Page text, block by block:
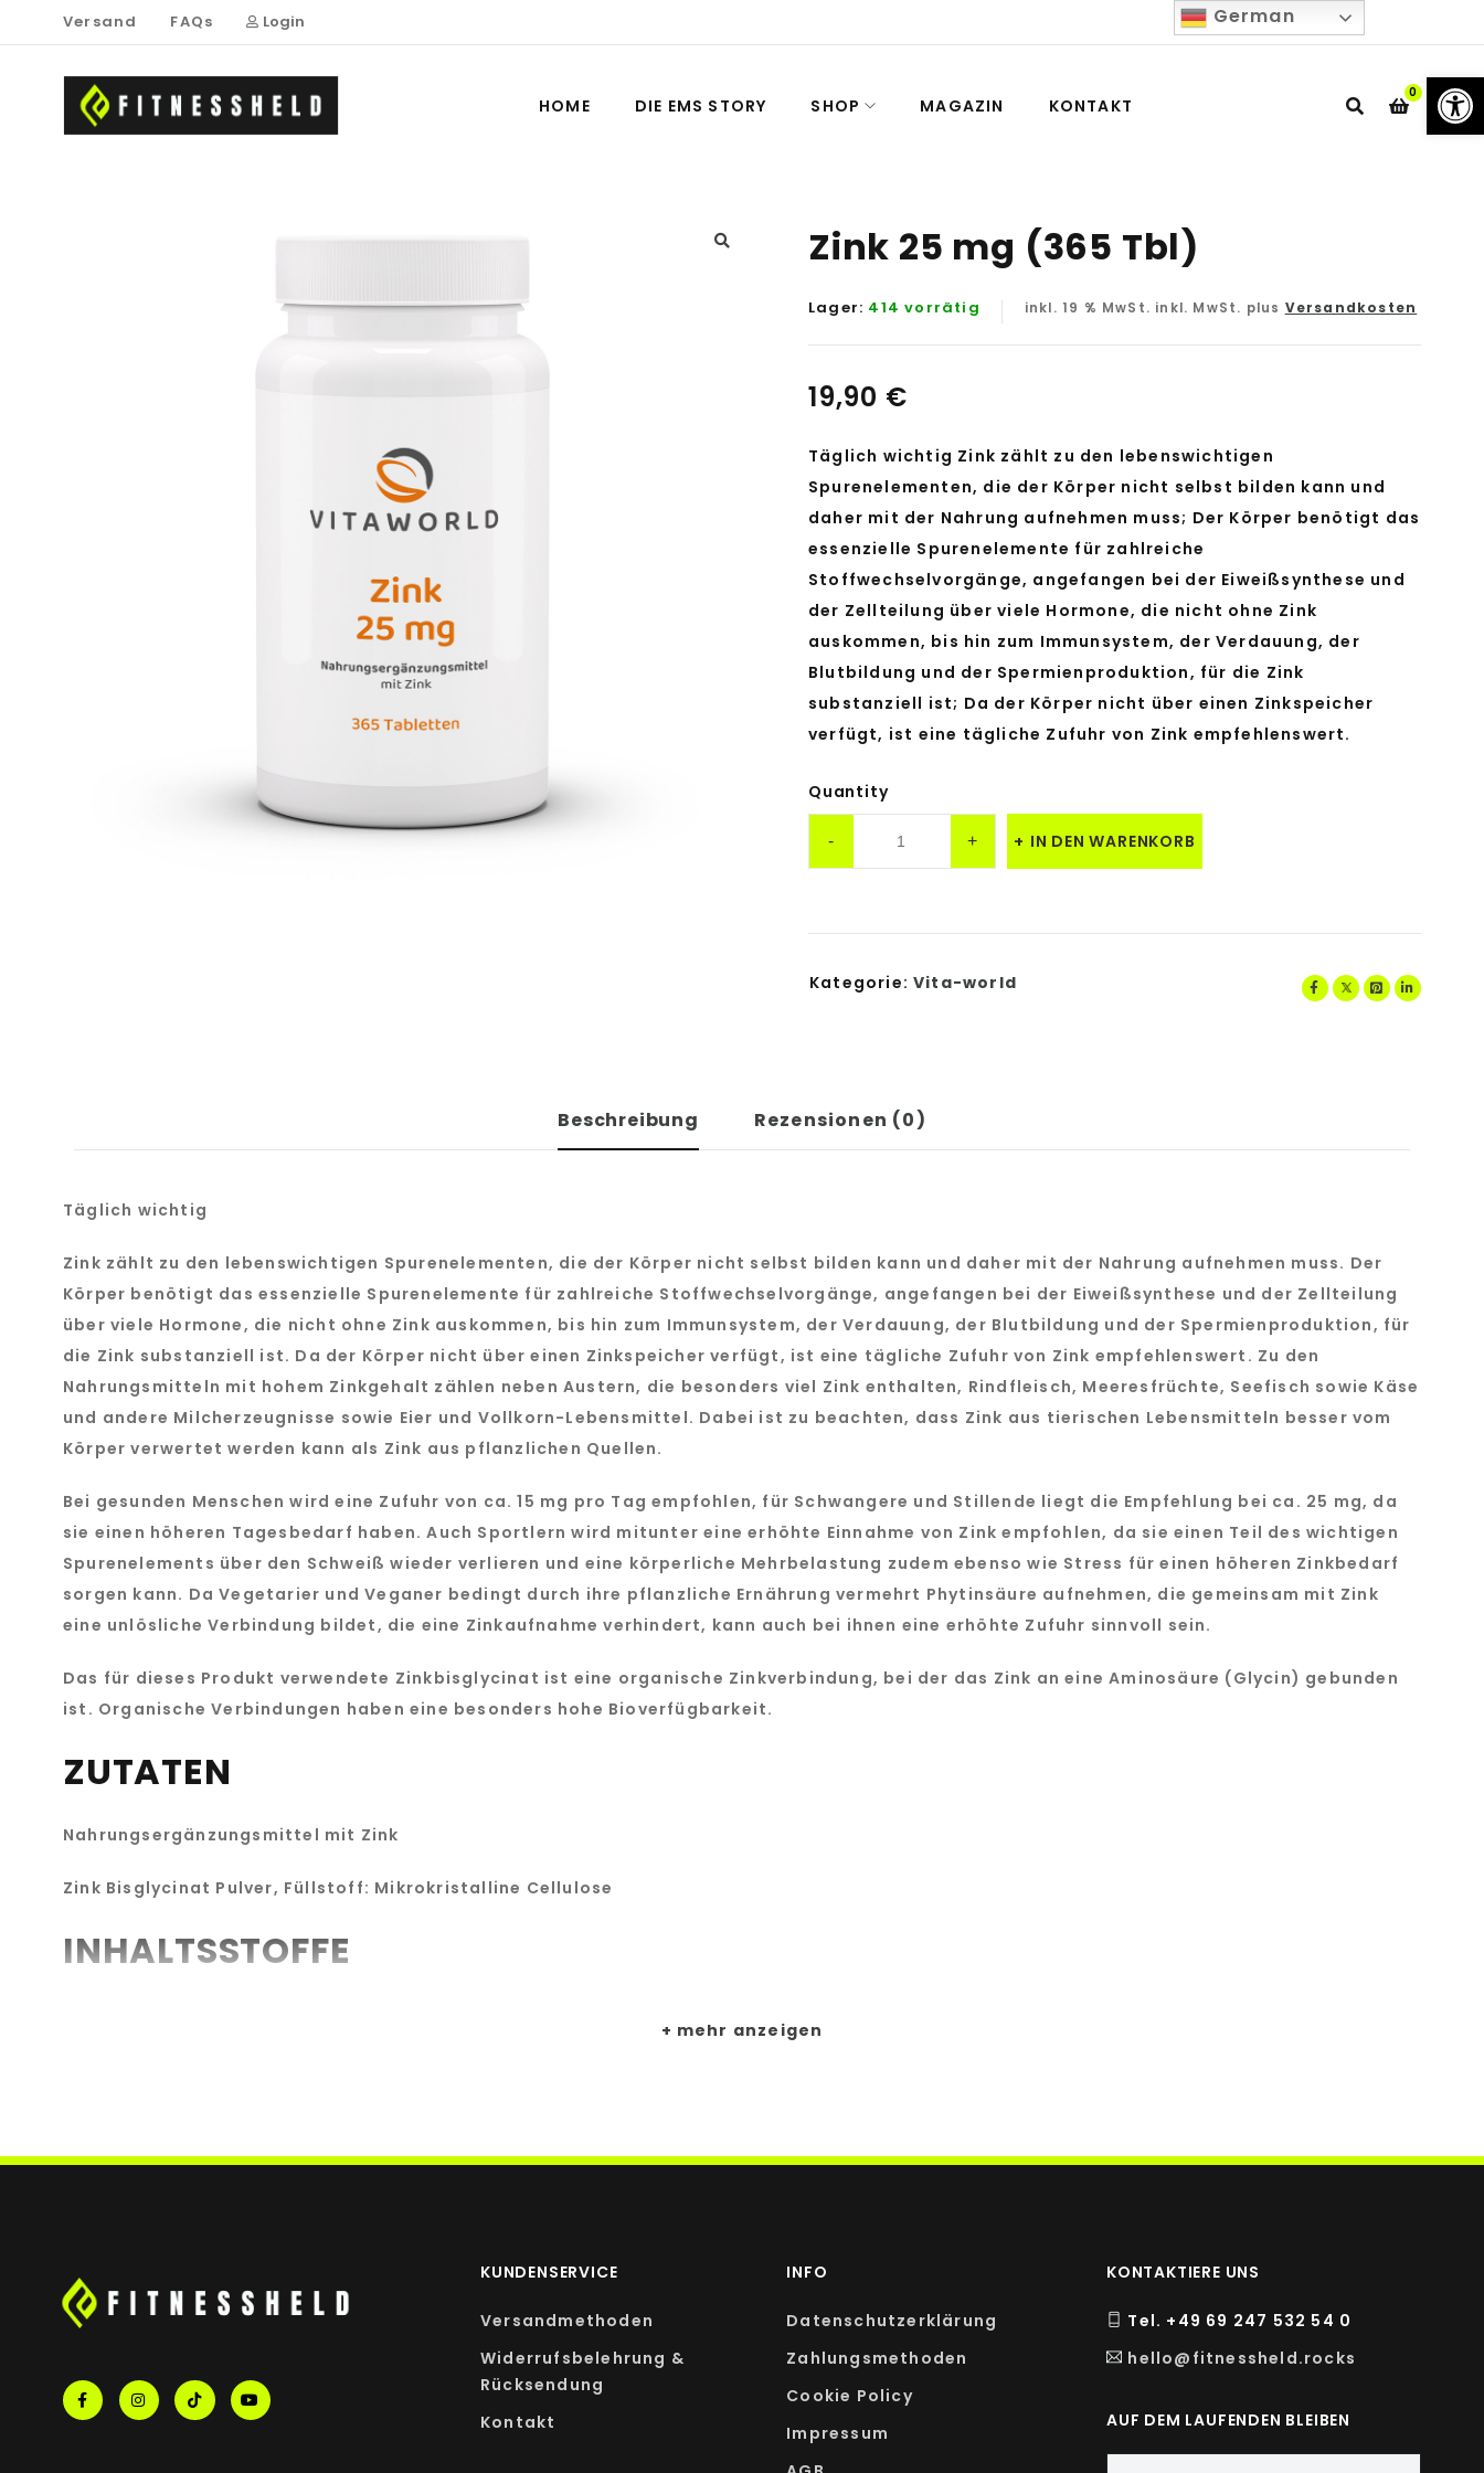
Versand FAQs Login
HOME DIE EMS STORY SHOP MAGAZIN KONTAKT
0
Zink 25 mg (365 Tbl)
Lager: 414 vorrätig inkl. 19 % MwSt. inkl. MwSt. plus Versandkosten
19,90 €
Täglich wichtig Zink zählt zu den lebenswichtigen
Spurenelementen, die der Körper nicht selbst bilden kann und
daher mit der Nahrung aufnehmen muss; Der Körper benötigt das
essenzielle Spurenelemente für zahlreiche
Stoffwechselvorgänge, angefangen bei der Eiweißsynthese und
der Zellteilung über viele Hormone, die nicht ohne Zink
auskommen, bis hin zum Immunsystem, der Verdauung, der
Blutbildung und der Spermienproduktion, für die Zink
substanziell ist; Da der Körper nicht über einen Zinkspeicher
verfügt, ist eine tägliche Zufuhr von Zink empfehlenswert.
Quantity
IN DEN WARENKORB
Kategorie: Vita-world
Beschreibung Rezensionen (0)
Täglich wichtig
Zink zählt zu den lebenswichtigen Spurenelementen, die der Körper nicht selbst bilden kann und daher mit der Nahrung aufnehmen muss. Der
Körper benötigt das essenzielle Spurenelemente für zahlreiche Stoffwechselvorgänge, angefangen bei der Eiweißsynthese und der Zellteilung
über viele Hormone, die nicht ohne Zink auskommen, bis hin zum Immunsystem, der Verdauung, der Blutbildung und der Spermienproduktion, für
die Zink substanziell ist. Da der Körper nicht über einen Zinkspeicher verfügt, ist eine tägliche Zufuhr von Zink empfehlenswert. Zu den
Nahrungsmitteln mit hohem Zinkgehalt zählen neben Austern, die besonders viel Zink enthalten, Rindfleisch, Meeresfrüchte, Seefisch sowie Käse
und andere Milcherzeugnisse sowie Eier und Vollkorn-Lebensmittel. Dabei ist zu beachten, dass Zink aus tierischen Lebensmitteln besser vom
Körper verwertet werden kann als Zink aus pflanzlichen Quellen.
Bei gesunden Menschen wird eine Zufuhr von ca. 15 mg pro Tag empfohlen, für Schwangere und Stillende liegt die Empfehlung bei ca. 25 mg, da
sie einen höheren Tagesbedarf haben. Auch Sportlern wird mitunter eine erhöhte Einnahme von Zink empfohlen, da sie einen Teil des wichtigen
Spurenelements über den Schweiß wieder verlieren und eine körperliche Mehrbelastung zudem ebenso wie Stress für einen höheren Zinkbedarf
sorgen kann. Da Vegetarier und Veganer bedingt durch ihre pflanzliche Ernährung vermehrt Phytinsäure aufnehmen, die gemeinsam mit Zink
eine unlösliche Verbindung bildet, die eine Zinkaufnahme verhindert, kann auch bei ihnen eine erhöhte Zufuhr sinnvoll sein.
Das für dieses Produkt verwendete Zinkbisglycinat ist eine organische Zinkverbindung, bei der das Zink an eine Aminosäure (Glycin) gebunden
ist. Organische Verbindungen haben eine besonders hohe Bioverfügbarkeit.
ZUTATEN
Nahrungsergänzungsmittel mit Zink
Zink Bisglycinat Pulver, Füllstoff: Mikrokristalline Cellulose
INHALTSSTOFFE
* Prozent der Nährstoffbezugswerte (NRV) laut Verordnung (EU) Nr. 1169/2011.
mehr anzeigen
KUNDENSERVICE
Versandmethoden
Widerrufsbelehrung &
Rücksendung
Kontakt
INFO
Datenschutzerklärung
Zahlungsmethoden
Cookie Policy
Impressum
KONTAKTIERE UNS
Tel. +49 69 247 532 54 0
hello@fitnessheld.rocks
AUF DEM LAUFENDEN BLEIBEN
German